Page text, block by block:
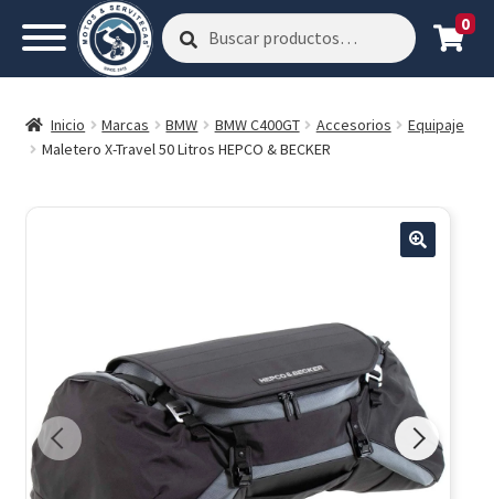
Buscar
por:
Buscar 0
Inicio Marcas BMW BMW C400GT Accesorios
Equipaje
Maletero X-Travel 50 Litros HEPCO & BECKER